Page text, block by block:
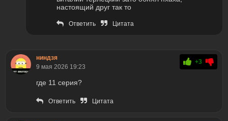
настоящий друг так то
Ответить Цитата
ниндзя
9 мая 2026 19:23
+3
где 11 серия?
Ответить Цитата